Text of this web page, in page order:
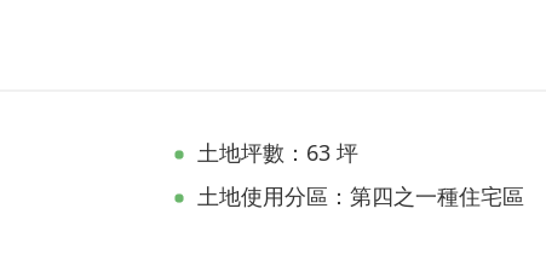
土地坪數：63 坪
土地使用分區：第四之一種住宅區